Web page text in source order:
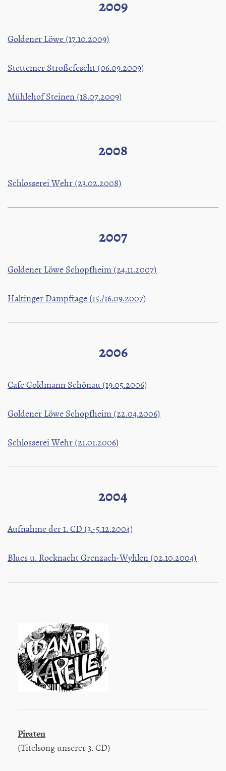
2009
Goldener Löwe (17.10.2009)
Stettemer Stroßefescht (06.09.2009)
Mühlehof Steinen (18.07.2009)
2008
Schlosserei Wehr (23.02.2008)
2007
Goldener Löwe Schopfheim (24.11.2007)
Haltinger Dampftage (15./16.09.2007)
2006
Cafe Goldmann Schönau (19.05.2006)
Goldener Löwe Schopfheim (22.04.2006)
Schlosserei Wehr (21.01.2006)
2004
Aufnahme der 1. CD (3.-5.12.2004)
Blues u. Rocknacht Grenzach-Wyhlen (02.10.2004)
Piraten
(Titelsong unserer 3. CD)